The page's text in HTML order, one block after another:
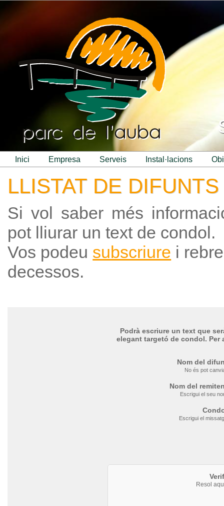
inici empresa serveis instal·lacions
LLISTAT DE DIFUNTS
Si vol saber més
pot lliurar un text de condol.
Vos podeu subscriure i
decessos.
Podrà escriure un text que
elegant targetó de condol. Per
Nom del
No és pot
Nom del
Escrigui el seu
Escrigui el
Resol